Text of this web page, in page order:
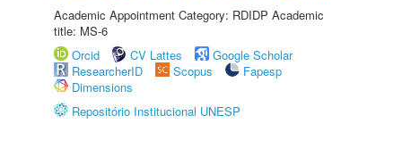
Academic Appointment Category: RDIDP Academic
title: MS-6
Orcid
CV Lattes
Google Scholar
ResearcherID
Scopus
Fapesp
Dimensions
Repositório Institucional UNESP